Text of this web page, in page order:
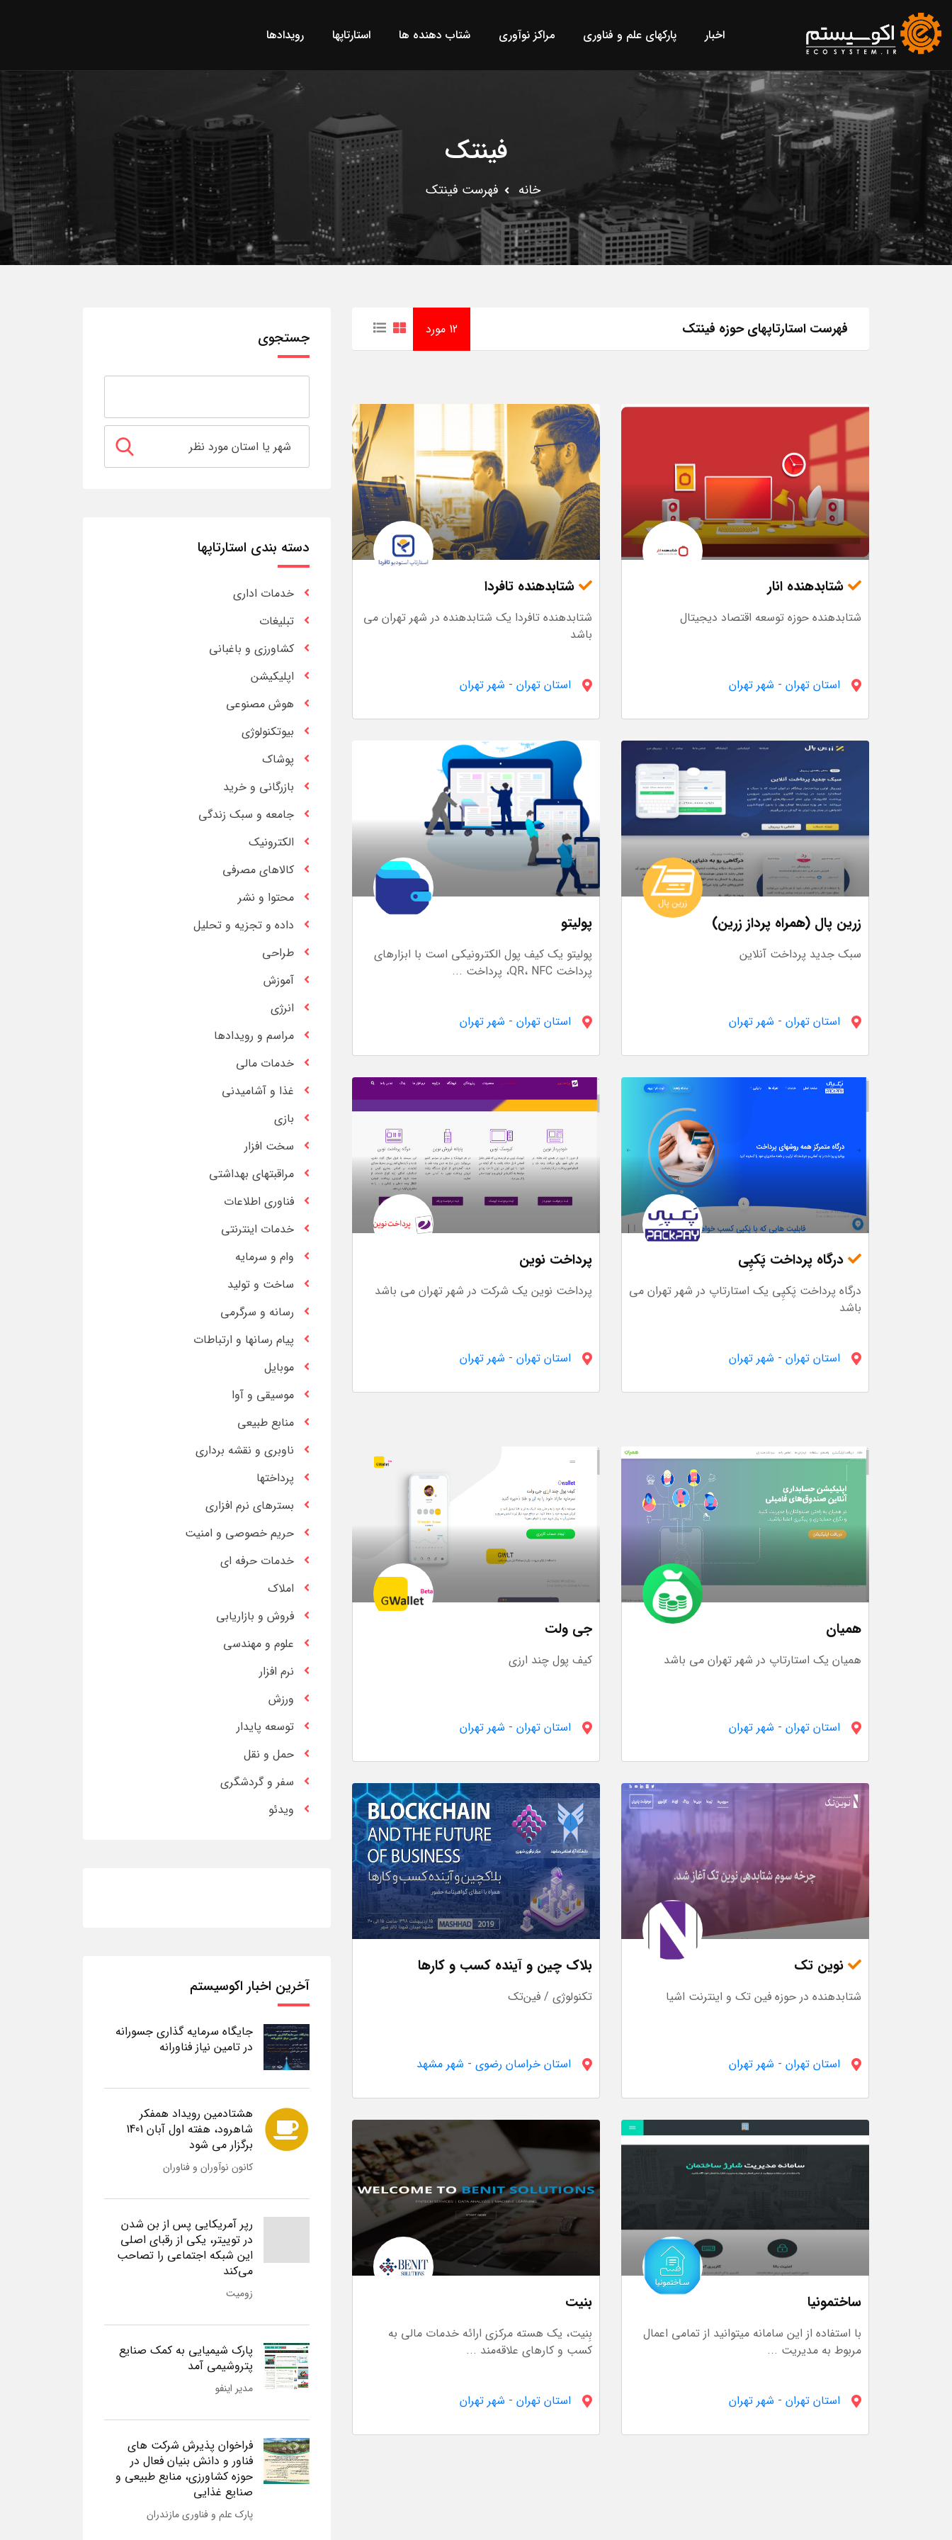
اخبار پارکهای علم و فناوری مراکز نوآوری شتاب دهنده ها استارتاپها رویدادها
فینتک
خانه فهرست فینتک
فهرست استارتاپهای حوزه فینتک 12 مورد
شتابدهنده انار
شتابدهنده حوزه توسعه اقتصاد دیجیتال
استان تهران - شهر تهران
شتابدهنده تافردا
شتابدهنده تافردا یک شتابدهنده در شهر تهران می
باشد
استان تهران - شهر تهران
زرین پال (همراه پرداز زرین)
سبک جدید پرداخت آنلاین
استان تهران - شهر تهران
پولیتو
پولیتو یک کیف پول الکترونیکی است با ابزارهای
پرداخت QR، NFC، پرداخت ...
استان تهران - شهر تهران
درگاه پرداخت پَکپِی
درگاه پرداخت پَکپِی یک استارتاپ در شهر تهران می
باشد
استان تهران - شهر تهران
پرداخت نوین
پرداخت نوین یک شرکت در شهر تهران می باشد
استان تهران - شهر تهران
همیان
همیان یک استارتاپ در شهر تهران می باشد
استان تهران - شهر تهران
جی ولت
کیف پول چند ارزی
استان تهران - شهر تهران
نوین تک
شتابدهنده در حوزه فین تک و اینترنت اشیا
استان تهران - شهر تهران
بلاک چین و آینده کسب و کارها
تکنولوژی / فین‌تک
استان خراسان رضوى - شهر مشهد
ساختمونیا
با استفاده از این سامانه میتوانید از تمامی اعمال
مربوط به مدیریت ...
استان تهران - شهر تهران
بنیت
بِنیت، یک هسته مرکزی ارائه خدمات مالی به
کسب و کارهای علاقه‌مند ...
استان تهران - شهر تهران
جستجوی
دسته بندی استارتاپها
خدمات اداری
تبلیغات
کشاورزی و باغبانی
اپلیکیشن
هوش مصنوعی
بیوتکنولوژی
پوشاک
بازرگانی و خرید
جامعه و سبک زندگی
الکترونیک
کالاهای مصرفی
محتوا و نشر
داده و تجزیه و تحلیل
طراحی
آموزش
انرژی
مراسم و رویدادها
خدمات مالی
غذا و آشامیدنی
بازی
سخت افزار
مراقبتهای بهداشتی
فناوری اطلاعات
خدمات اینترنتی
وام و سرمایه
ساخت و تولید
رسانه و سرگرمی
پیام رسانها و ارتباطات
موبایل
موسیقی و آوا
منابع طبیعی
ناوبری و نقشه برداری
پرداختها
بسترهای نرم افزاری
حریم خصوصی و امنیت
خدمات حرفه ای
املاک
فروش و بازاریابی
علوم و مهندسی
نرم افزار
ورزش
توسعه پایدار
حمل و نقل
سفر و گردشگری
ویدئو
آخرین اخبار اکوسیستم
جایگاه سرمایه گذاری جسورانه
در تامین نیاز فناورانه
هشتادمین رویداد همفکر
شاهرود، هفته اول آبان 1401
برگزار می شود
کانون نوآوران و فناوران
رپر آمریکایی پس از بن شدن
در توییتر، یکی از رقبای اصلی
این شبکه اجتماعی را تصاحب
می‌کند
زومیت
پارک شیمیایی به کمک صنایع
پتروشیمی آمد
مدیر اینفو
فراخوان پذیرش شرکت های
فناور و دانش بنیان فعال در
حوزه کشاورزی، منابع طبیعی و
صنایع غذایی
پارک علم و فناوری مازندران